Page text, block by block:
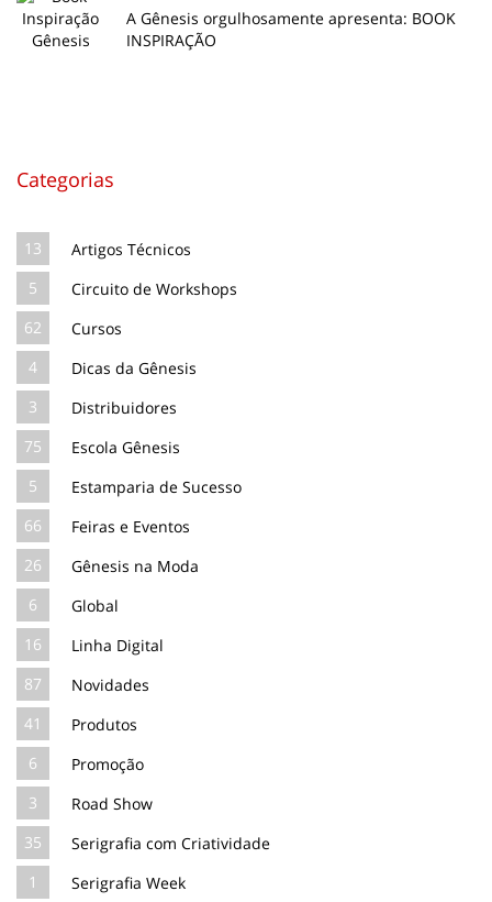
A Gênesis orgulhosamente apresenta: BOOK
INSPIRAÇÃO
Categorias
13
Artigos Técnicos
5
Circuito de Workshops
62
Cursos
4
Dicas da Gênesis
3
Distribuidores
75
Escola Gênesis
5
Estamparia de Sucesso
66
Feiras e Eventos
26
Gênesis na Moda
6
Global
16
Linha Digital
87
Novidades
41
Produtos
6
Promoção
3
Road Show
35
Serigrafia com Criatividade
1
Serigrafia Week